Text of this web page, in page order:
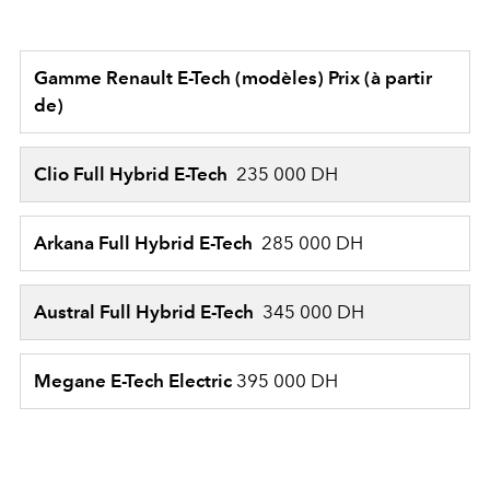
Gamme Renault E-Tech (modèles) Prix (à partir
de)
Clio Full Hybrid E-Tech 235 000 DH
Arkana Full Hybrid E-Tech 285 000 DH
Austral Full Hybrid E-Tech 345 000 DH
Megane E-Tech Electric 395 000 DH